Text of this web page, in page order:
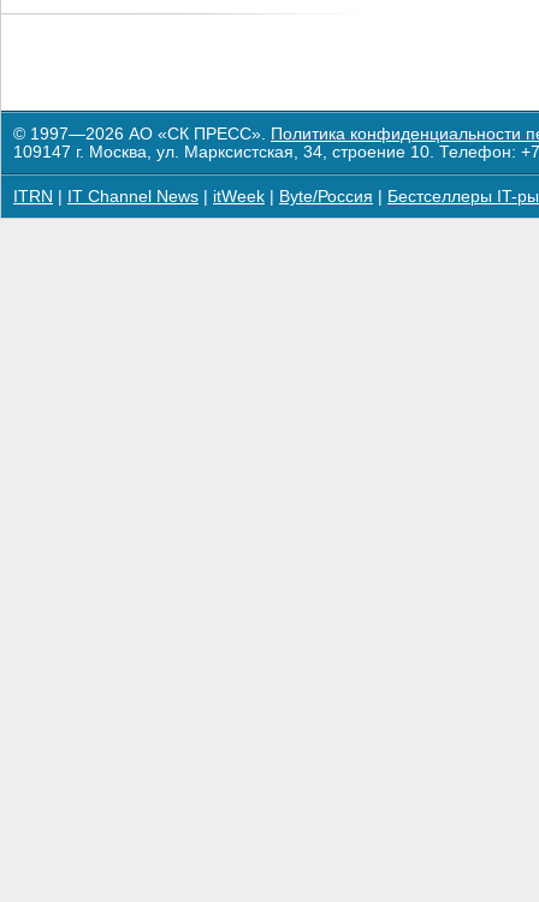
© 1997—2026 АО «СК ПРЕСС». Политика конфиденциальности
109147 г. Москва, ул. Марксистская, 34, строение 10. Телефон:
ITRN IT Channel News itWeek Byte/Россия Бестселлеры IT-